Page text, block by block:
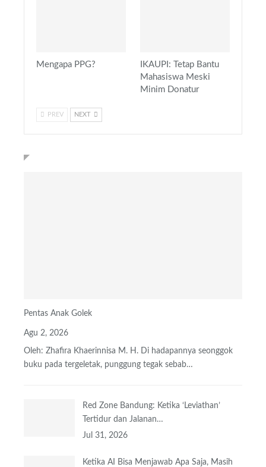
Mengapa PPG?
IKAUPI: Tetap Bantu
Mahasiswa Meski
Minim Donatur
PREV NEXT
Pentas Anak Golek
Agu 2, 2026
Oleh: Zhafira Khaerinnisa M. H. Di hadapannya seonggok
buku pada tergeletak, punggung tegak sebab…
Red Zone Bandung: Ketika ‘Leviathan’
Tertidur dan Jalanan…
Jul 31, 2026
Ketika AI Bisa Menjawab Apa Saja, Masih